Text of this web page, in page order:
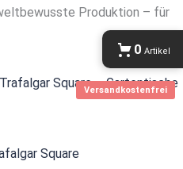
Produktion – für
Versandkostenfrei
Square
0